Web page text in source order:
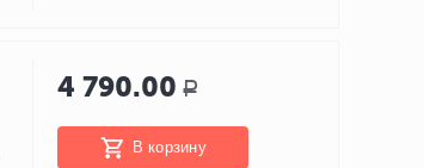
4 790.00 Р
В корзину